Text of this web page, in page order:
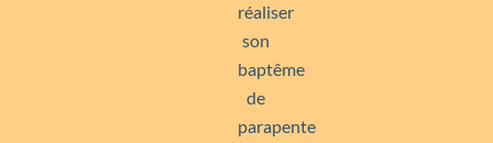
réaliser
son
baptême
de
parapente